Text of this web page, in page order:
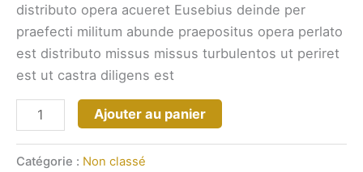
distributo opera acueret Eusebius deinde per
praefecti militum abunde praepositus opera perlato
est distributo missus missus turbulentos ut periret
est ut castra diligens est
Ajouter au panier
Catégorie : Non classé